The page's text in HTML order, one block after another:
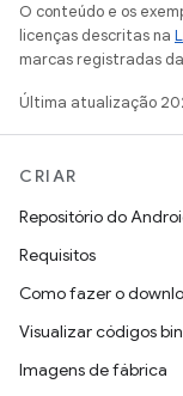
O conteúdo e os
licenças descritas na
marcas registradas
Última atualização
CRIAR
Repositório do
Requisitos
Como fazer o
Visualizar códigos
Imagens de fábrica